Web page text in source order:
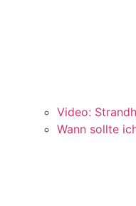
Video:
Wann sollte